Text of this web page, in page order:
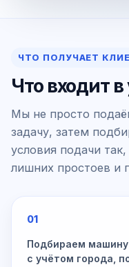
ЧТО ПОЛУЧАЕТ
Что входит в
Мы не просто
задачу, затем
условия подачи
лишних простоев и
01
Подбираем машину
с учётом города,